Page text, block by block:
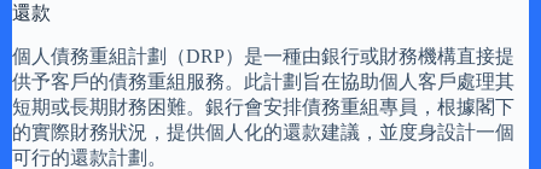
還款
個人債務重組計劃（DRP）是一種由銀行或財務機構直接提
供予客戶的債務重組服務。此計劃旨在協助個人客戶處理其
短期或長期財務困難。銀行會安排債務重組專員，根據閣下
的實際財務狀況，提供個人化的還款建議，並度身設計一個
可行的還款計劃。